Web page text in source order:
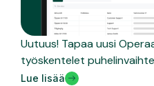
Uutuus! Tapaa uusi
työskentelet
Lue lisää